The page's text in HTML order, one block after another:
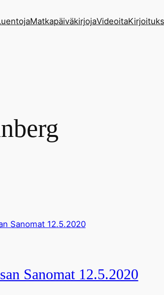
MatkapäiväkirjojaVideoita
Sanomat 12.5.2020